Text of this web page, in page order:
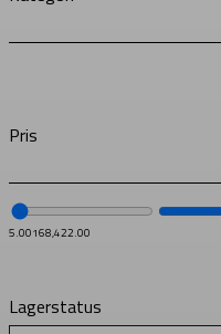
Pris
5.00168,422.00
Lagerstatus